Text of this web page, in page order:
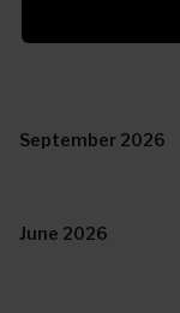
September 2026
June 2026